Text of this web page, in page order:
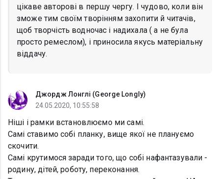
цікаве авторові в першу чергу. І чудово, коли він
зможе тим своїм творінням захопити й читачів,
щоб творчість водночас і надихала ( а не була
просто ремеслом), і приносила якусь матеріальну
віддачу.
Джордж Лонглі (George Longly)
24.05.2020, 10:55:58
Ніші і рамки встановлюємо ми самі.
Самі ставимо собі планку, вище якої не плануємо
скочити.
Самі крутимося заради того, що собі нафантазували -
родину, дітей, роботу, переконання.